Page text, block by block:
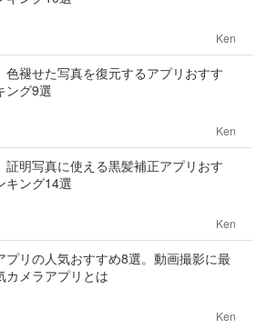
Ken
色褪せた写真を復元するアプリおすす
ング9選
Ken
証明写真に使える黒髪補正アプリおす
キング14選
Ken
プリの人気おすすめ8選。動画撮影に最
カメラアプリとは
Ken